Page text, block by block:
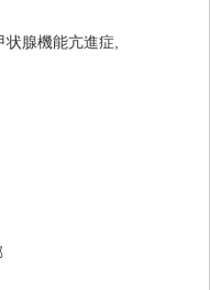
腺機能亢進症,